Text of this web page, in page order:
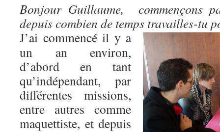
Bonjour Guillaume, commençons
depuis combien de temps travailles-tu
J’ai commencé il y a
un an environ,
d’abord en tant
qu’indépendant, par
différentes missions,
entre autres comme
maquettiste, et depuis